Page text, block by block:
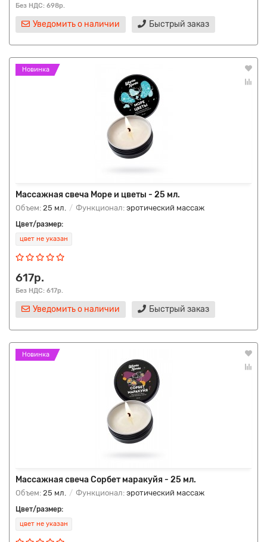
Без НДС: 698р.
Уведомить о наличии Быстрый заказ
Новинка
Массажная свеча Море и цветы - 25 мл.
Объем: 25 мл. Функционал: эротический массаж
Цвет/размер:
цвет не указан
617р.
Без НДС: 617р.
Уведомить о наличии Быстрый заказ
Новинка
Массажная свеча Сорбет маракуйя - 25 мл.
Объем: 25 мл. Функционал: эротический массаж
Цвет/размер:
цвет не указан